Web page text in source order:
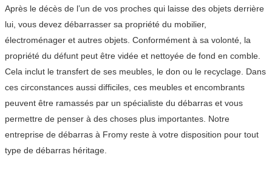
Après le décès de l’un de vos proches qui laisse des objets derrière
lui, vous devez débarrasser sa propriété du mobilier,
électroménager et autres objets. Conformément à sa volonté, la
propriété du défunt peut être vidée et nettoyée de fond en comble.
Cela inclut le transfert de ses meubles, le don ou le recyclage. Dans
ces circonstances aussi difficiles, ces meubles et encombrants
peuvent être ramassés par un spécialiste du débarras et vous
permettre de penser à des choses plus importantes. Notre
entreprise de débarras à Fromy reste à votre disposition pour tout
type de débarras héritage.